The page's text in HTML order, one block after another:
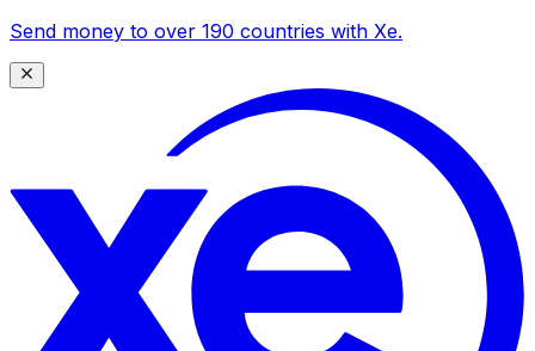
Send money to over 190 countries with Xe.